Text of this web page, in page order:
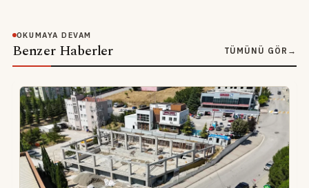
OKUMAYA DEVAM
Benzer Haberler TÜMÜNÜ GÖR →